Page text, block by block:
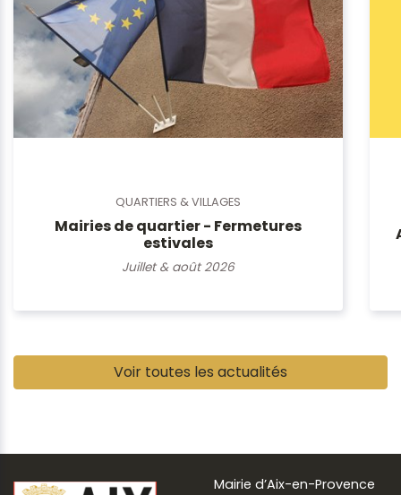
QUARTIERS & VILLAGES
Mairies de quartier - Fermetures
estivales
Juillet & août 2026
Voir toutes les actualités
Mairie d’Aix-en-Provence